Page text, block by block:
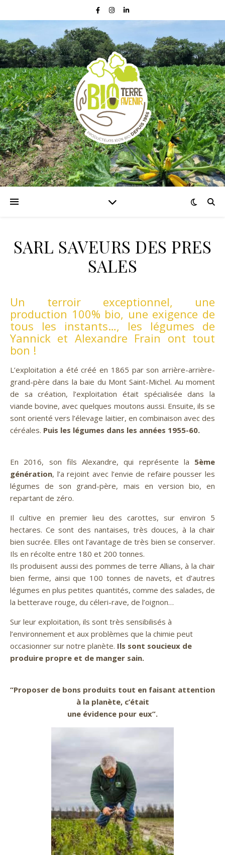
SARL SAVEURS DES PRES
SALES
Un terroir exceptionnel, une
production 100% bio, une exigence de
tous les instants…, les légumes de
Yannick et Alexandre Frain ont tout
bon !
L’exploitation a été créé en 1865 par son arrière-arrière-
grand-père dans la baie du Mont Saint-Michel. Au moment
de sa création, l’exploitation était spécialisée dans la
viande bovine, avec quelques moutons aussi. Ensuite, ils se
sont orienté vers l’élevage laitier, en combinaison avec des
céréales. Puis les légumes dans les années 1955-60.
En 2016, son fils Alexandre, qui représente la 5ème
génération, l’a rejoint avec l’envie de refaire pousser les
légumes de son grand-père, mais en version bio, en
repartant de zéro.
Il cultive en premier lieu des carottes, sur environ 5
hectares. Ce sont des nantaises, très douces, à la chair
bien sucrée. Elles ont l’avantage de très bien se conserver.
Ils en récolte entre 180 et 200 tonnes.
Ils produisent aussi des pommes de terre Allians, à la chair
bien ferme, ainsi que 100 tonnes de navets, et d’autres
légumes en plus petites quantités, comme des salades, de
la betterave rouge, du céleri-rave, de l’oignon…
Sur leur exploitation, ils sont très sensibilisés à
l’environnement et aux problèmes que la chimie peut
occasionner sur notre planète. Ils sont soucieux de
produire propre et de manger sain.
“Proposer de bons produits tout en faisant attention
à la planète, c’était
une évidence pour eux”.